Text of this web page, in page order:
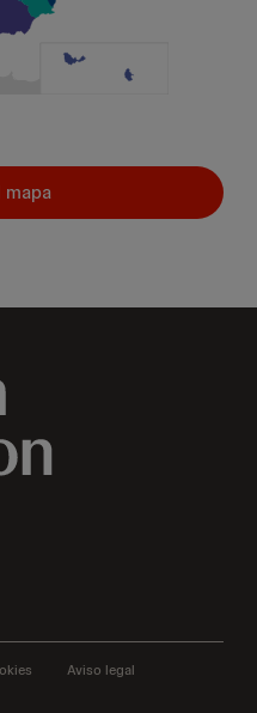
Aviso legal